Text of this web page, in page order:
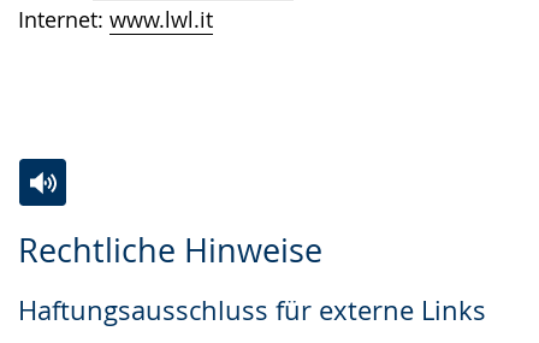
Internet: www.lwl.it
Rechtliche Hinweise
Haftungsausschluss für externe Links
Leichten
wechseln.
Audio-
Video
Deutscher